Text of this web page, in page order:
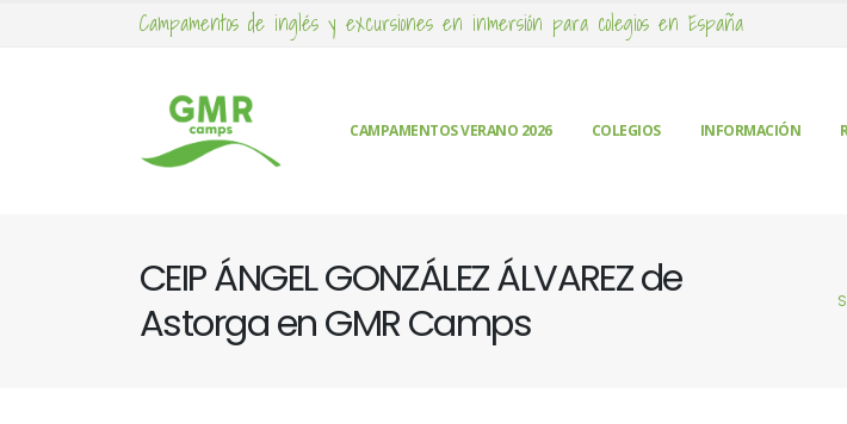
Campamentos de inglés y excursiones en inmersión para colegios en España
CAMPAMENTOS VERANO 2026 COLEGIOS INFORMACIÓN
CEIP ÁNGEL GONZÁLEZ ÁLVAREZ de
Astorga en GMR Camps